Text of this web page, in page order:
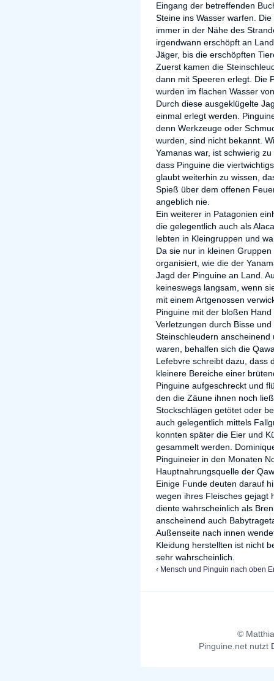
Eingang der betreffenden
Steine ins Wasser warfen.
immer in der Nähe des
irgendwann erschöpft an
Jäger, bis die erschöpften
Zuerst kamen die
dann mit Speeren erlegt. Die
wurden im flachen Wasser
Durch diese ausgeklügelte
einmal erlegt werden.
denn Werkzeuge oder
wurden, sind nicht bekannt.
Yamanas war, ist schwierig
dass Pinguine die
glaubt weiterhin zu wissen,
Spieß über dem offenen
angeblich nie.
Ein weiterer in Patagonien
die gelegentlich auch als
lebten in Kleingruppen und
Da sie nur in kleinen
organisiert, wie die der
Jagd der Pinguine an Land.
keineswegs langsam, wenn
mit einem Artgenossen
Pinguine mit der bloßen
Verletzungen durch Bisse
Steinschleudern
waren, behalfen sich die
Lefebvre schreibt dazu, dass
kleinere Bereiche einer
Pinguine aufgeschreckt und
den die Zäune ihnen noch
Stockschlägen getötet oder
auch gelegentlich mittels
konnten später die Eier und
gesammelt werden.
Pinguineier in den Monaten
Hauptnahrungsquelle der
Einige Funde deuten darauf
wegen ihres Fleisches gejagt
diente wahrscheinlich als
anscheinend auch
Außenseite nach innen
Kleidung herstellten ist nicht
sehr wahrscheinlich.
‹ Mensch und Pinguin nach oben
©
Pinguine.net nutzt